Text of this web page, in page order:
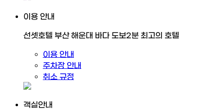
이용 안내
선셋호텔 부산 해운대 바다 도보2분 최고의 호텔
이용 안내
주차장 안내
취소 규정
객실안내